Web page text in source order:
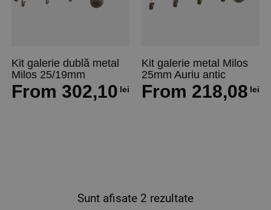
Kit galerie dublă metal
Milos 25/19mm
From 302,10 lei
Kit galerie metal Milos
25mm Auriu antic
From 218,08 lei
Sunt afisate 2 rezultate